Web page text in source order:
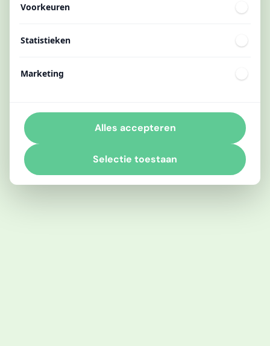
Voorkeuren
Statistieken
Marketing
Selectie toestaan
Alles accepteren